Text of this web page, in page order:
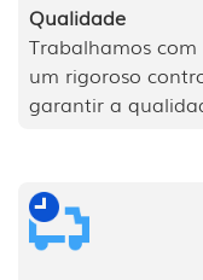
Qualidade
Trabalhamos
um rigoroso
garantir a